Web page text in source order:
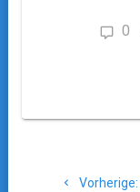
0
Vorherige: